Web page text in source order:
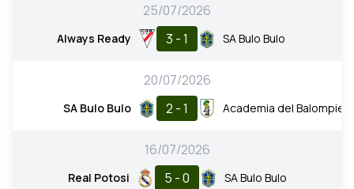
25/07/2026
Always Ready 3 - 1 SA Bulo Bulo
20/07/2026
SA Bulo Bulo 2 - 1 Academia del Balompie
16/07/2026
Real Potosi 5 - 0 SA Bulo Bulo